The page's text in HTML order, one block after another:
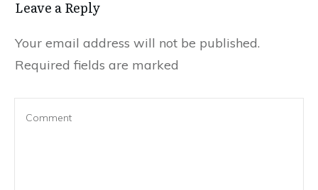
Leave a Reply
Your email address will not be published.
Required fields are marked